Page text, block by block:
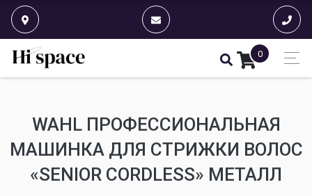
0
WAHL ПРОФЕССИОНАЛЬНАЯ
МАШИНКА ДЛЯ СТРИЖКИ ВОЛОС
«SENIOR CORDLESS» МЕТАЛЛ